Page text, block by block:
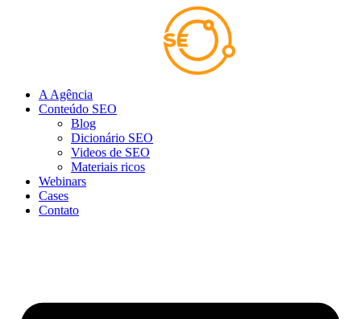
A Agência
Conteúdo SEO
Blog
Dicionário SEO
Videos de SEO
Materiais ricos
Webinars
Cases
Contato